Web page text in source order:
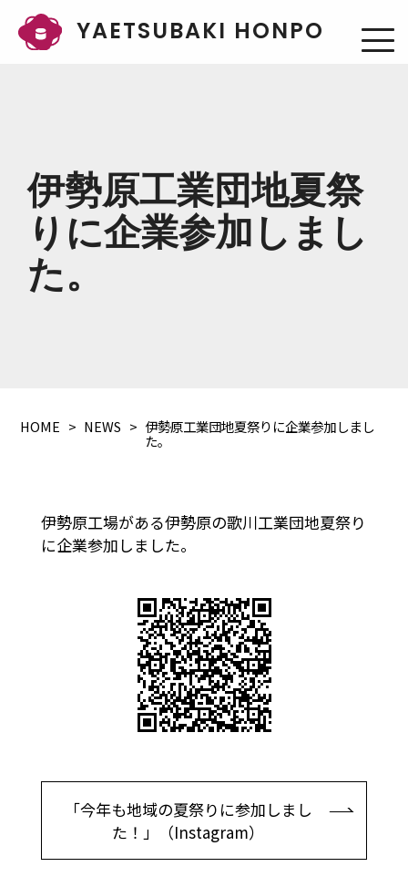
YAETSUBAKI HONPO
伊勢原工業団地夏祭
りに企業参加しまし
た。
HOME NEWS 伊勢原工業団地夏祭りに企業参加しまし
た。
伊勢原工場がある伊勢原の歌川工業団地夏祭り
に企業参加しました。
「今年も地域の夏祭りに参加しまし
た！」（Instagram）